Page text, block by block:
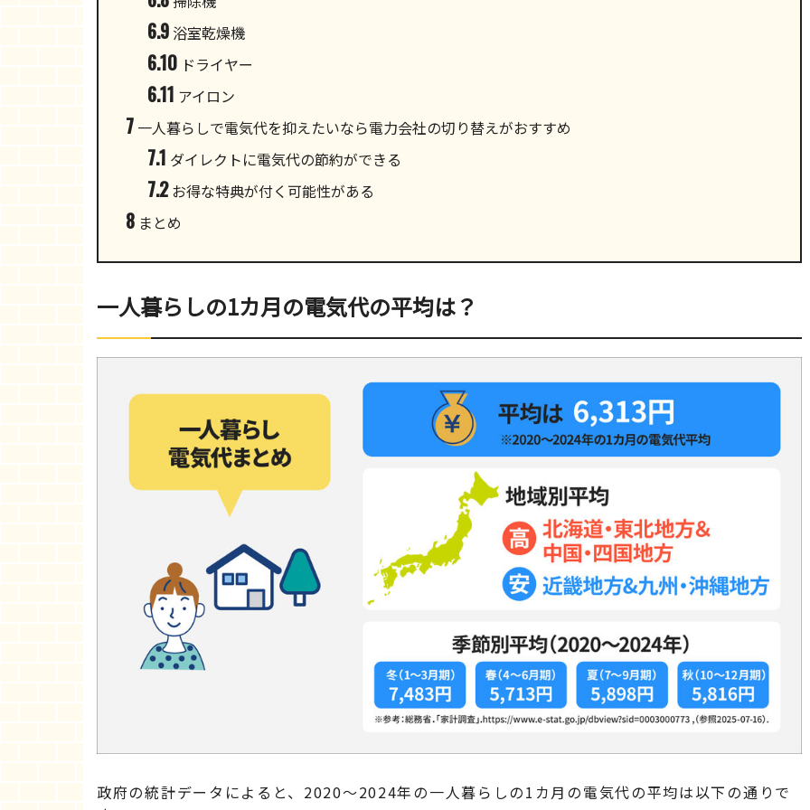
6.9 浴室乾燥機
6.10 ドライヤー
6.11 アイロン
7 一人暮らしで電気代を抑えたいなら電力会社の切り替えがおすすめ
7.1 ダイレクトに電気代の節約ができる
7.2お得な特典が付く可能性がある
8 まとめ
一人暮らしの1カ月の電気代の平均は？
政府の統計データによると、2020～2024年の一人暮らしの1カ月の電気代の平均は以下の通りで